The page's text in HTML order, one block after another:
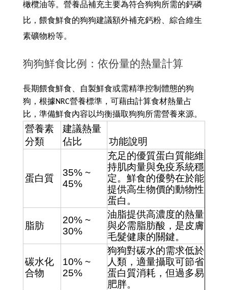
橄欖油等。營養品補充主要為符合狗狗所需的鈣磷
比，餵食鮮食的狗狗建議額外補充鈣粉、綜合維生
素礦物粉等。
狗狗鮮食比例：依份量的熱量計算
長期餵食鮮食、自製鮮食或需精準控制體態的狗
狗，根據NRC營養標準，可藉由計算食材熱量占
比，準備鮮食內容以均衡攝取狗狗所需營養來源。
營養素
分類
建議熱量
佔比
功能說明
蛋白質
35% ~
45%
充足的優質蛋白質能維
持肌肉量與免疫系統穩
定。鮮食的優勢在於能
提供高生物價的動物性
蛋白。
脂肪
20% ~
30%
油脂提供高濃度的熱量
與必需脂肪酸，是皮膚
毛髮健康的關鍵。
碳水化
合物
10% ~
25%
狗狗對碳水的需求低於
人類，適量攝取可節省
蛋白質消耗，但過多易
肥胖。